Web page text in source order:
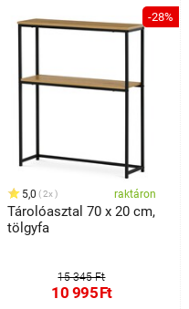
-28%
5,0 2x raktáron
Tárolóasztal 70 x 20 cm,
tölgyfa
15 345 Ft
10 995Ft